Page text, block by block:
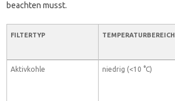
beachten musst.
FILTERTYP TEMPERATURBEREICH
Aktivkohle niedrig (<10 °C)